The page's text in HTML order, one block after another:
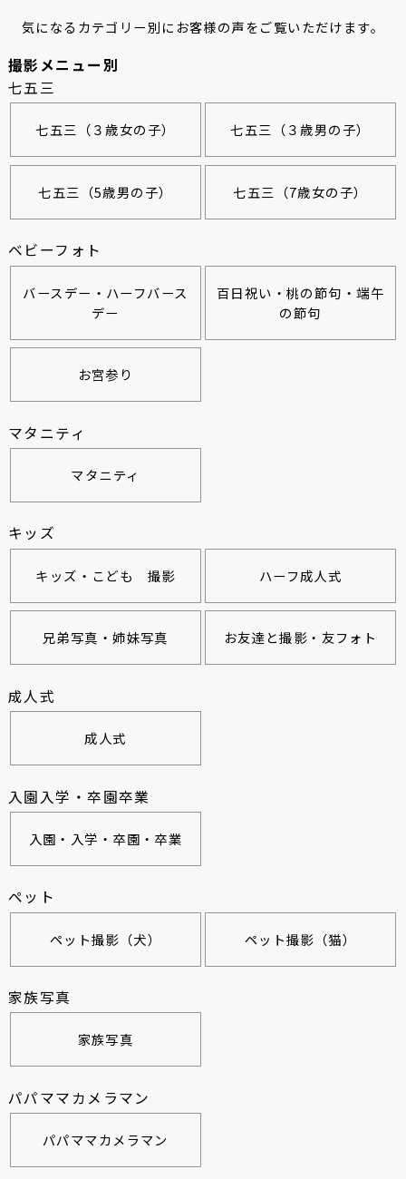
気になるカテゴリー別にお客様の声をご覧いただけます。
撮影メニュー別
七五三
七五三（３歳女の子） 七五三（３歳男の子）
七五三（5歳男の子） 七五三（7歳女の子）
ベビーフォト
バースデー・ハーフバース
デー
百日祝い・桃の節句・端午
の節句
お宮参り
マタニティ
マタニティ
キッズ
キッズ・こども 撮影 ハーフ成人式
兄弟写真・姉妹写真 お友達と撮影・友フォト
成人式
成人式
入園入学・卒園卒業
入園・入学・卒園・卒業
ペット
ペット撮影（犬） ペット撮影（猫）
家族写真
家族写真
パパママカメラマン
パパママカメラマン